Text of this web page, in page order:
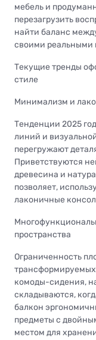
мебель и
перезагрузить
найти баланс
своими реальными
Текущие тренды
стиле
Минимализм и
Тенденции 2025
линий и
перегружают
Приветствуются
древесина и
позволяет,
лаконичные
пространства
Ограниченность
комоды-сидения,
складываются,
балкон
предметы с
местом для